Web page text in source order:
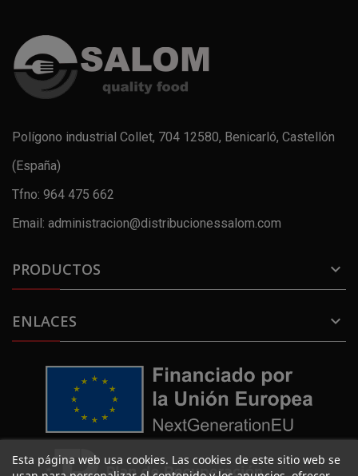
Polígono industrial Collet, 704 12580, Benicarló, Castellón
(España)
Tfno: 964 475 662
Email: administracion@distribucionessalom.com
PRODUCTOS 
ENLACES 
Esta página web usa cookies. Las cookies de este sitio web se